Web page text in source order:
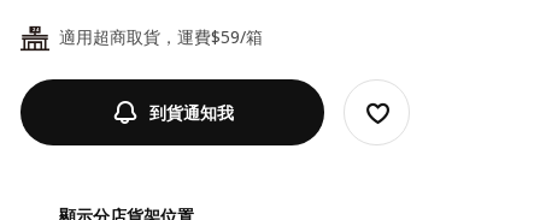
24 適用超商取貨，運費$59/箱
到貨通知我